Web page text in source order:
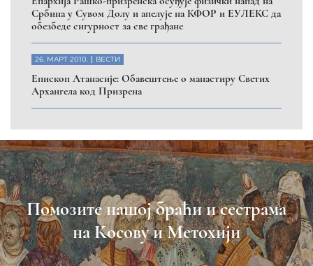
ДОНИРАЈ
Пријавите се на нашу мејл листу
Пријави се
Насловна
Манастири